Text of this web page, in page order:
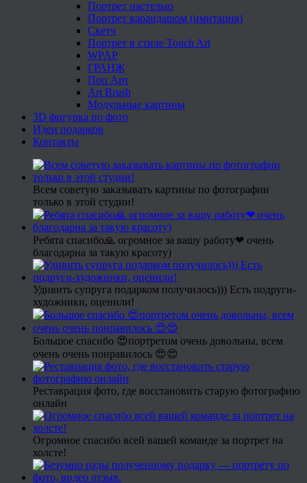
Портрет пастелью
Портрет карандашом (имитация)
Скетч
Портрет в стиле Touch Art
WPAP
ГРАНЖ
Поп Арт
Art Brush
Модульные картины
3D фигурка по фото
Идеи подарков
Контакты
Всем советую заказывать картины по фотографии
только в этой студии!
Ребята спасибо🙏 огромное за вашу работу❤ очень
благодарна за такую красоту)
Удивить супруга подарком получилось))) Есть подруги-
художники, оценили!
Большое спасибо 😍портретом очень довольны, всем
очень очень понравилось 😍😍
Реставрация фото, где восстановить старую фотографию
онлайн
Огромное спасибо всей вашей команде за портрет на
холсте!